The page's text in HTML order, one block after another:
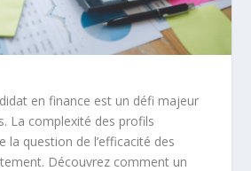
en finance est un défi majeur
La complexité des profils
la question de l’efficacité des
Découvrez comment un